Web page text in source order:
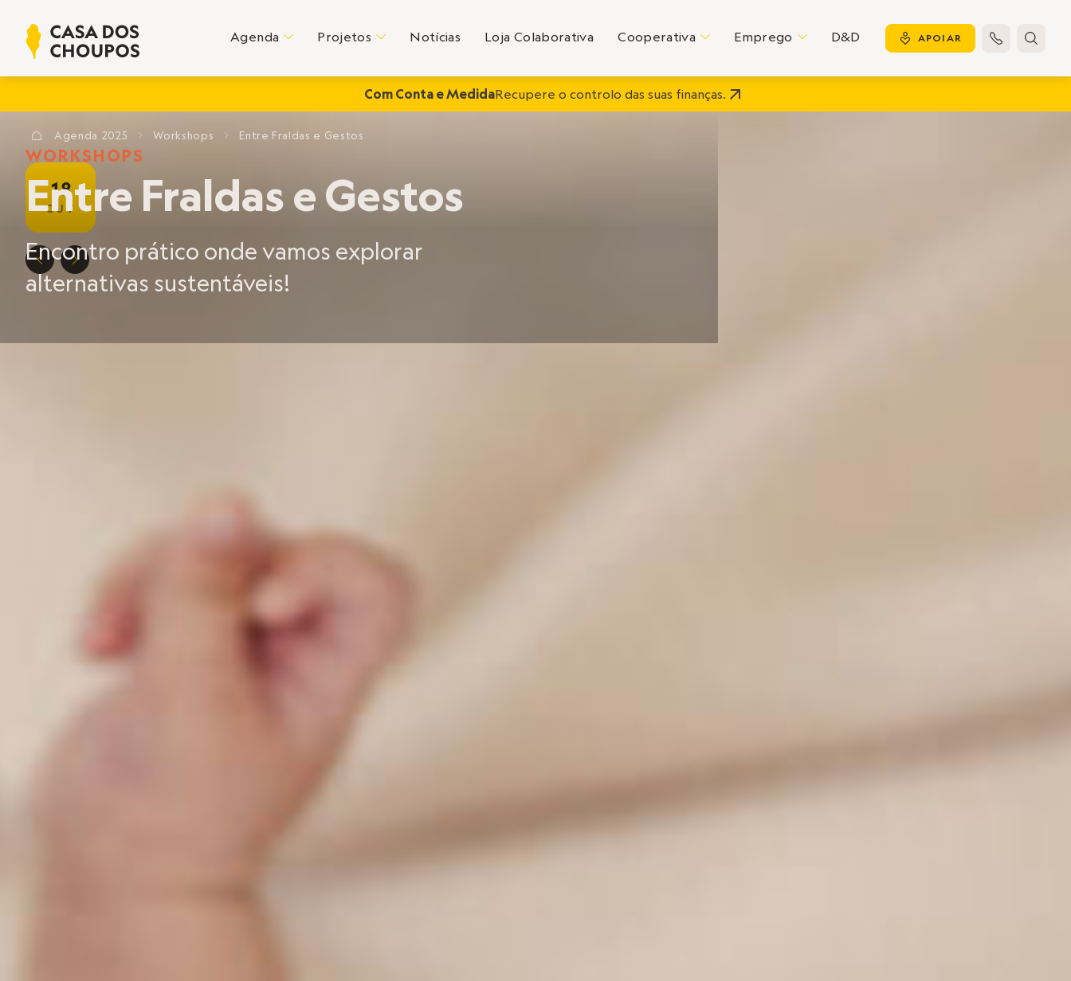
Agenda C Projetos C Notícias Loja Colaborativa Cooperativa C Emprego C D&D y APOIAR  
Com Conta e MedidaRecupere o controlo das suas finanças.
18
OUT
D E
WORKSHOPS
Entre Fraldas e Gestos
Encontro prático onde vamos explorar
alternativas sustentáveis!
? Agenda 2025 E Workshops E Entre Fraldas e Gestos